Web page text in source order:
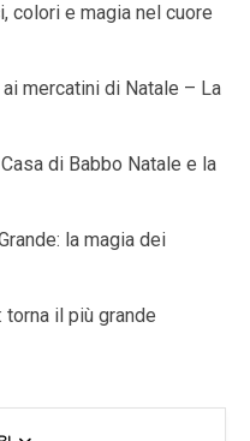
colori e magia nel cuore
mercatini di Natale – La
di Babbo Natale e la
la magia dei
il più grande